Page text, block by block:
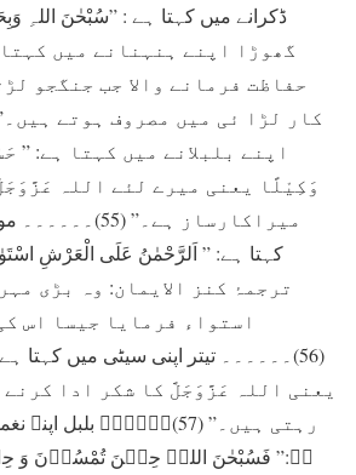
گھوڑا اپنے ہنہنانے میں
حفاظت فرمانے والا جب جنگجو
اپنے بلبلانے میں کہتا ہے: ”
وَکِیْلًا یعنی میرے لئے اللہ
میراکارساز ہے۔”
ترجمۂ کنز الایمان: وہ بڑی
استواء فرمایا جیسا اس
(56)۔۔۔۔۔۔ تیتر اپنی سیٹی میں کہتا ہے، ” بِالشُّکْرِ تَدُوْمُ النِّعَمُ
یعنی اللہ عَزَّوَجَلَّ کا شکر ادا کرنے
رہتی ہیں۔” (57)۔۔۔۔۔۔ بلبل